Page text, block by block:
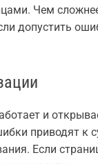
Чем
допустить
и
приводят к
Если